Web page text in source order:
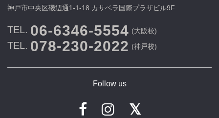
神戸市中央区磯辺通1-1-18 カサベラ国際プラザビル9F
TEL. 06-6346-5554 (大阪校)
TEL. 078-230-2022 (神戸校)
Follow us